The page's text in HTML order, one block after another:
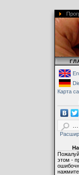
|
Карта
этом -
нажмите